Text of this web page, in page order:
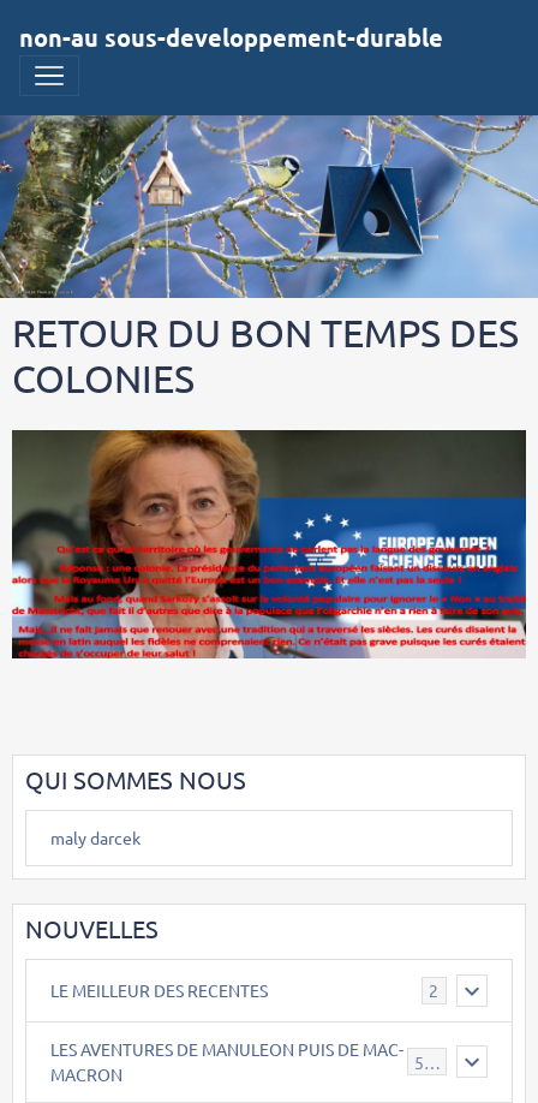
non-au sous-developpement-durable
RETOUR DU BON TEMPS DES
COLONIES
QUI SOMMES NOUS
maly darcek
NOUVELLES
LE MEILLEUR DES RECENTES 2
LES AVENTURES DE MANULEON PUIS DE MAC-
MACRON
543